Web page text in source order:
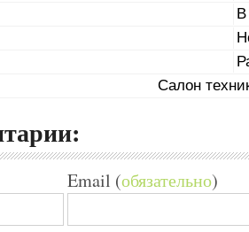
В
Салон
Email (обязательно)